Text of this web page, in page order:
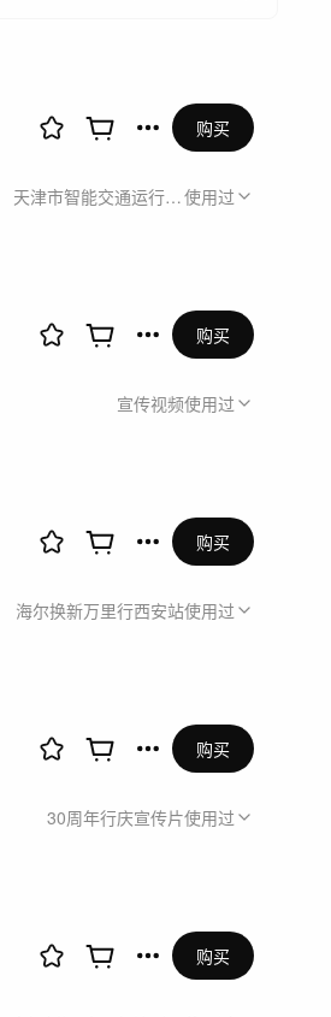
购买
天津市智能交通运行监测中心《天津市综
使用过
购买
宣传视频使用过
购买
海尔换新万里行西安站使用过
购买
30周年行庆宣传片使用过
购买